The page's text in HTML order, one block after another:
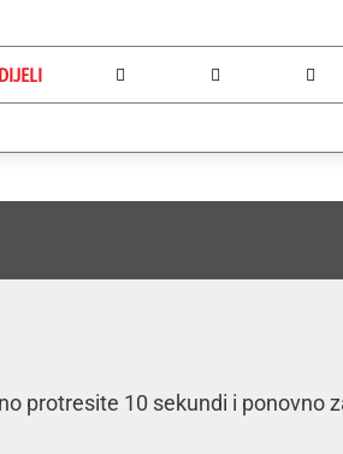
protresite 10 sekundi i ponovno